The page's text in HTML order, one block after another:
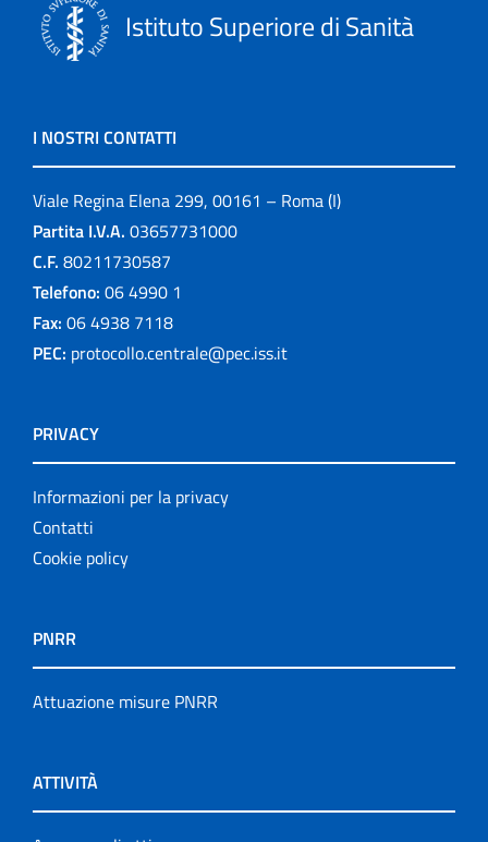
Istituto Superiore di Sanità
I NOSTRI CONTATTI
Viale Regina Elena 299, 00161 – Roma (I)
Partita I.V.A. 03657731000
C.F. 80211730587
Telefono: 06 4990 1
Fax: 06 4938 7118
PEC: protocollo.centrale@pec.iss.it
PRIVACY
Informazioni per la privacy
Contatti
Cookie policy
PNRR
Attuazione misure PNRR
ATTIVITÀ